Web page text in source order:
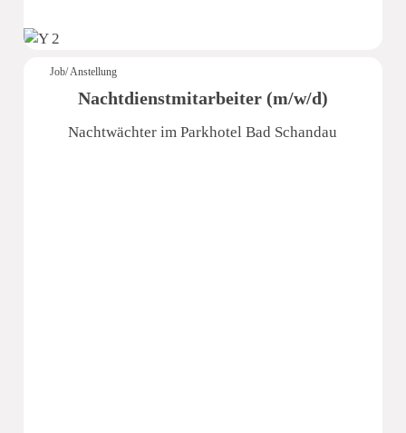
Job/ Anstellung
Nachtdienstmitarbeiter (m/w/d)
Nachtwächter im Parkhotel Bad Schandau